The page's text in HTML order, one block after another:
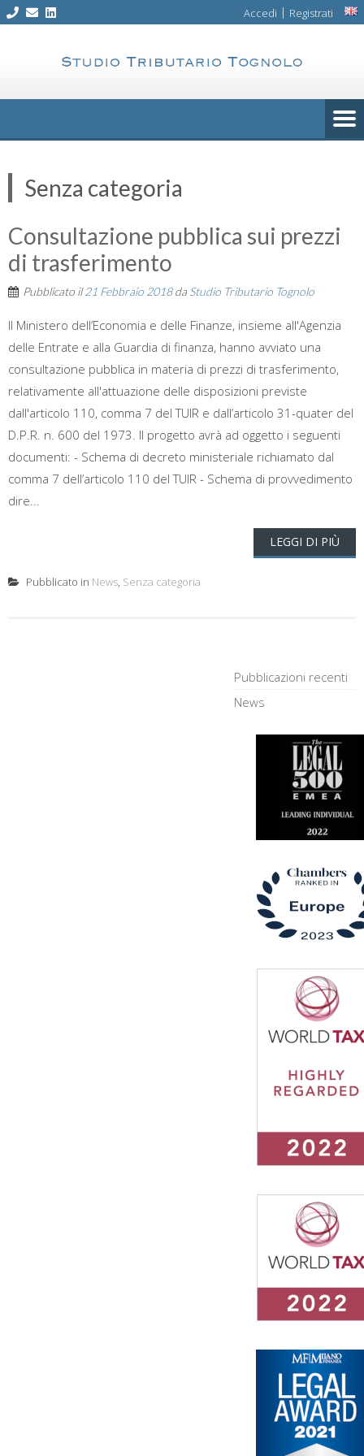
Skip
Accedi | Registrati
Senza categoria
Consultazione pubblica sui prezzi
di trasferimento
Pubblicato il21 Febbraio 2018da Studio Tributario Tognolo
Il Ministero dell’Economia e delle Finanze, insieme all'Agenzia
delle Entrate e alla Guardia di finanza, hanno avviato una
consultazione pubblica in materia di prezzi di trasferimento,
relativamente all'attuazione delle disposizioni previste
dall'articolo 110, comma 7 del TUIR e dall’articolo 31-quater del
D.P.R. n. 600 del 1973. Il progetto avrà ad oggetto i seguenti
documenti: - Schema di decreto ministeriale richiamato dal
comma 7 dell’articolo 110 del TUIR - Schema di provvedimento
dire...
LEGGI DI PIÙ
Pubblicato in News, Senza categoria
Pubblicazioni recenti
News